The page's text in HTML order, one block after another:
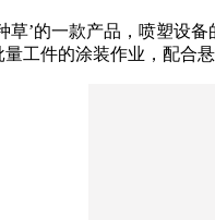
草’的一款产品，喷塑设
工件的涂装作业，配合